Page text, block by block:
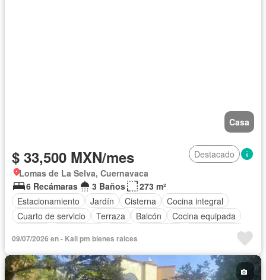
Casa
$ 33,500 MXN/mes
Destacado
Lomas de La Selva, Cuernavaca
6 Recámaras
3 Baños
273 m²
Estacionamiento
Jardín Cisterna
Cocina integral
Cuarto de servicio
Terraza Balcón
Cocina equipada
Sin amueblar
09/07/2026 en - Kali pm bienes raices